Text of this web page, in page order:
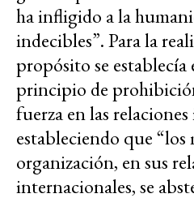
ha infligido a la
indecibles”. Para la
propósito se
principio de
fuerza en las
estableciendo que “los
organización, en sus
internacionales, se